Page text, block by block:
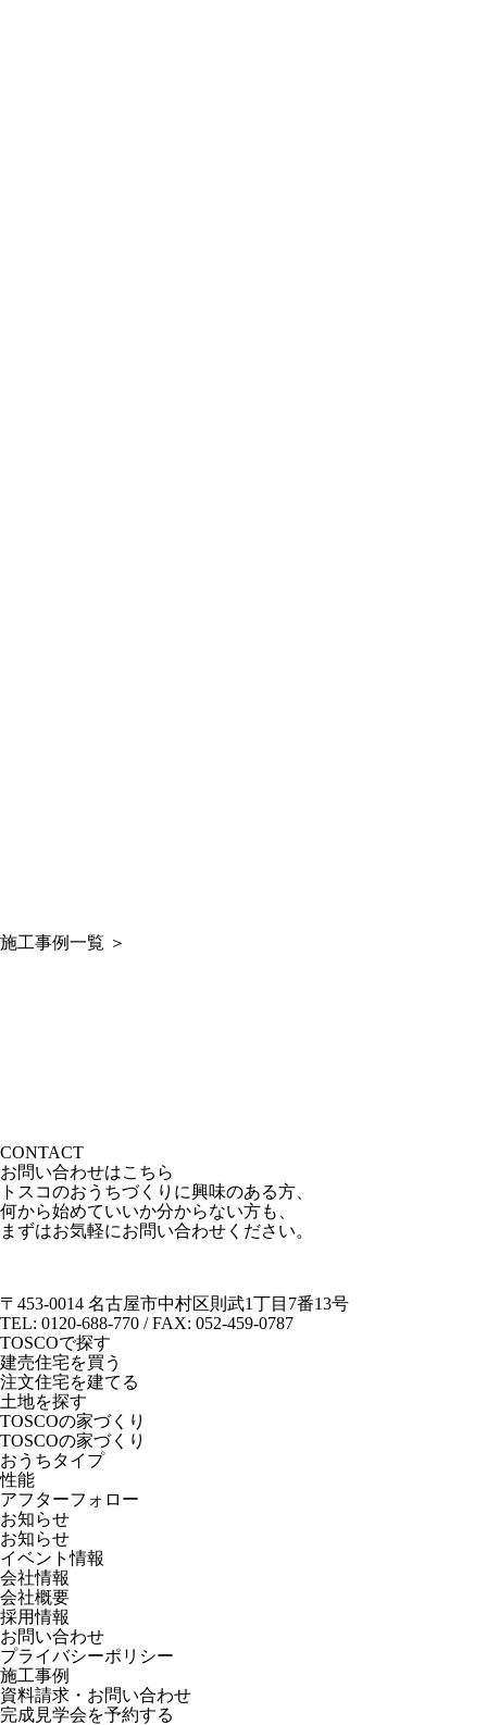
施工事例一覧 ＞
CONTACT
お問い合わせはこちら
トスコのおうちづくりに興味のある方、
何から始めていいか分からない方も、
まずはお気軽にお問い合わせください。
〒453-0014 名古屋市中村区則武1丁目7番13号
TEL: 0120-688-770 / FAX: 052-459-0787
TOSCOで探す
建売住宅を買う
注文住宅を建てる
土地を探す
TOSCOの家づくり
TOSCOの家づくり
おうちタイプ
性能
アフターフォロー
お知らせ
お知らせ
イベント情報
会社情報
会社概要
採用情報
お問い合わせ
プライバシーポリシー
施工事例
資料請求・お問い合わせ
完成見学会を予約する